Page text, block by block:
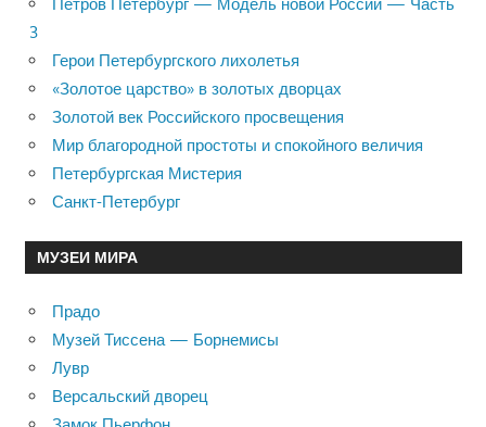
3
Герои Петербургского лихолетья
«Золотое царство» в золотых дворцах
Золотой век Российского просвещения
Мир благородной простоты и спокойного величия
Петербургская Мистерия
Санкт-Петербург
МУЗЕИ МИРА
Прадо
Музей Тиссена — Борнемисы
Лувр
Версальский дворец